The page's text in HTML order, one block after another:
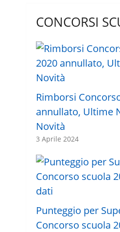
CONCORSI
Rimborsi
annullato, Ultime
Novità
3 Aprile 2024
Punteggio per
Concorso scuola